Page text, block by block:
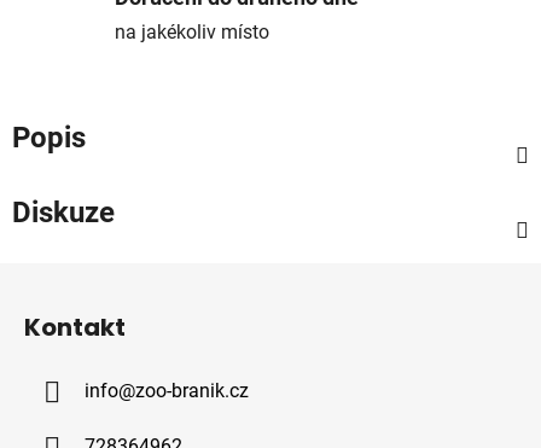
na jakékoliv místo
Popis
Diskuze
Kontakt
info@zoo-branik.cz